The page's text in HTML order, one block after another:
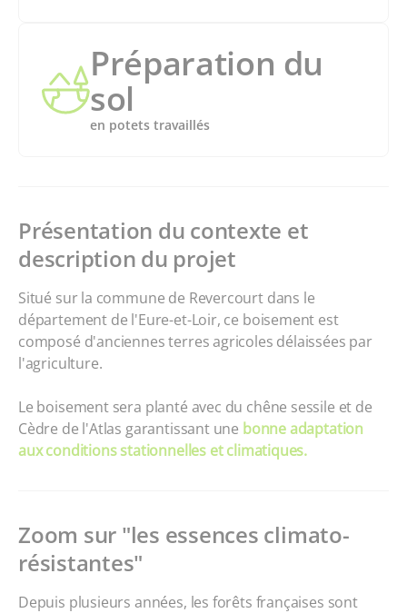
Préparation du
sol
en potets travaillés
Présentation du contexte et
description du projet
Situé sur la commune de Revercourt dans le
département de l'Eure-et-Loir, ce boisement est
composé d'anciennes terres agricoles délaissées par
l'agriculture.
Le boisement sera planté avec du chêne sessile et de
Cèdre de l'Atlas garantissant une bonne adaptation
aux conditions stationnelles et climatiques.
Zoom sur "les essences climato-
résistantes"
Depuis plusieurs années, les forêts françaises sont